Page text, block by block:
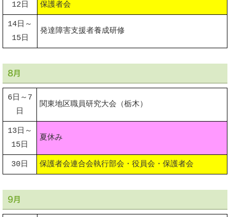
12日 保護者会
14日～
15日
発達障害支援者養成研修
8月
6日～7
日
関東地区職員研究大会（栃木）
13日～
15日
夏休み
30日 保護者会連合会執行部会・役員会・保護者会
9月